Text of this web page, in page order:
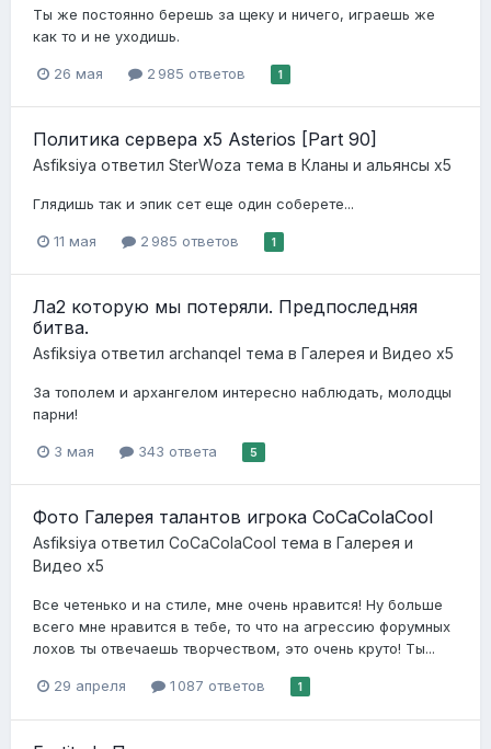
Ты же постоянно берешь за щеку и ничего, играешь же
как то и не уходишь.
26 мая 2 985 ответов 1
Политика сервера x5 Asterios [Part 90]
Asfiksiya ответил StеrWоzа тема в Кланы и альянсы x5
Глядишь так и эпик сет еще один соберете...
11 мая 2 985 ответов 1
Ла2 которую мы потеряли. Предпоследняя
битва.
Asfiksiya ответил archanqel тема в Галерея и Видео x5
За тополем и архангелом интересно наблюдать, молодцы
парни!
3 мая 343 ответа 5
Фото Галерея талантов игрока CoCaColaCool
Asfiksiya ответил CoCaColaCool тема в Галерея и
Видео x5
Все четенько и на стиле, мне очень нравится! Ну больше
всего мне нравится в тебе, то что на агрессию форумных
лохов ты отвечаешь творчеством, это очень круто! Ты...
29 апреля 1 087 ответов 1